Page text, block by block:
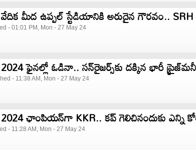
మీద ఉప్పల్ స్టేడియానికి అరుదైన గౌరవం.. SRH
- 01:01 PM, Mon - 27 May 24
ఫైనల్లో ఓడినా.. సన్‌రైజర్స్‌కు దక్కిన భారీ
- 11:38 AM, Mon - 27 May 24
ఛాంపియన్​గా KKR.. కప్ గెలిచినందుకు ఎన్ని
- 11:28 AM, Mon - 27 May 24